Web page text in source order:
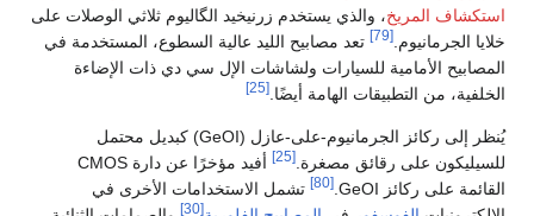
استكشاف المريخ، والذي يستخدم زرنيخيد الگاليوم ثلاثي الوصلات على
خلايا الجرمانيوم. [79]
تعد مصابيح الليد عالية السطوع، المستخدمة في
المصابيح الأمامية للسيارات ولشاشات الإل سي دي ذات الإضاءة
الخلفية، من التطبيقات الهامة أيضًا. [25]
يُنظر إلى ركائز الجرمانيوم-على-عازل (GeOI) كبديل محتمل
للسيليكون على رقائق مصغرة. [25]
أفيد مؤخرًا عن دارة CMOS
القائمة على ركائز GeOI.
[80]
تشمل الاستخدامات الأخرى في
[30]